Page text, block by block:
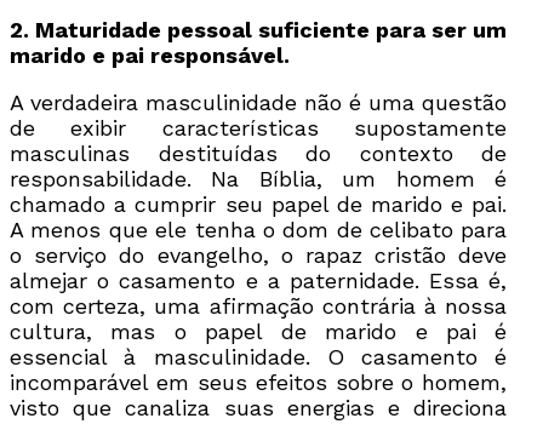
2. Maturidade pessoal suficiente para ser um
marido e pai responsável.
A verdadeira masculinidade não é uma questão
de exibir características supostamente
masculinas destituídas do contexto de
responsabilidade. Na Bíblia, um homem é
chamado a cumprir seu papel de marido e pai.
A menos que ele tenha o dom de celibato para
o serviço do evangelho, o rapaz cristão deve
almejar o casamento e a paternidade. Essa é,
com certeza, uma afirmação contrária à nossa
cultura, mas o papel de marido e pai é
essencial à masculinidade. O casamento é
incomparável em seus efeitos sobre o homem,
visto que canaliza suas energias e direciona